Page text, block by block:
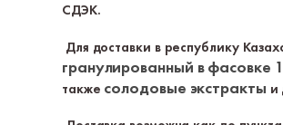
СДЭК.
Для доставки в республику
гранулированный в фасовке
также солодовые экстракты и